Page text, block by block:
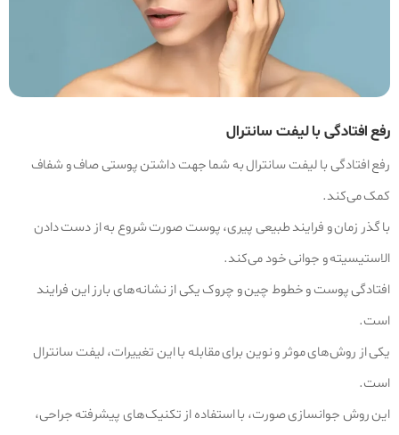
رفع افتادگی با لیفت سانترال
رفع افتادگی با لیفت سانترال به شما جهت داشتن پوستی صاف و شفاف
کمک می‌کند.
با گذر زمان و فرایند طبیعی پیری، پوست صورت شروع به از دست دادن
الاستیسیته و جوانی خود می‌کند.
افتادگی پوست و خطوط چین و چروک یکی از نشانه‌های بارز این فرایند
است.
یکی از روش‌های موثر و نوین برای مقابله با این تغییرات، لیفت سانترال
است.
این روش جوانسازی صورت، با استفاده از تکنیک‌های پیشرفته جراحی،